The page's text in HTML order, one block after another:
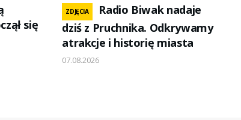
się
ZDJĘCIA
Radio Biwak nadaje
dziś z Pruchnika. Odkrywamy
atrakcje i historię miasta
07.08.2026